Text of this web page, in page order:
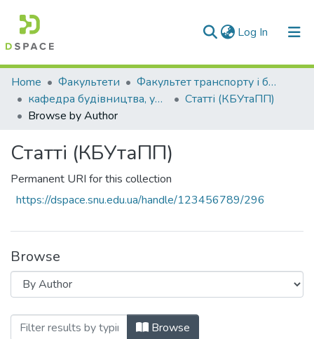
Log In (current)
Communities & Collections
All of DSpace
Home Факультети
Факультет транспорту і будівництва
кафедра будівництва, урбаністики та просторового планування
Статті (КБУтаПП)
Browse by Author
Статті (КБУтаПП)
Permanent URI for this collection
https://dspace.snu.edu.ua/handle/123456789/296
Browse
Browsing Статті (КБУтаПП) by Author
Browse